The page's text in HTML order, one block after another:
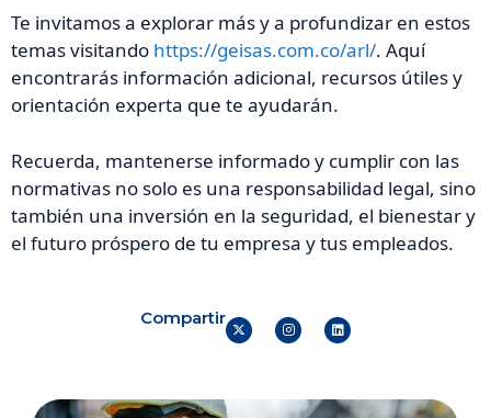
Te invitamos a explorar más y a profundizar en estos
temas visitando https://geisas.com.co/arl/. Aquí
encontrarás información adicional, recursos útiles y
orientación experta que te ayudarán.
Recuerda, mantenerse informado y cumplir con las
normativas no solo es una responsabilidad legal, sino
también una inversión en la seguridad, el bienestar y
el futuro próspero de tu empresa y tus empleados.
Compartir